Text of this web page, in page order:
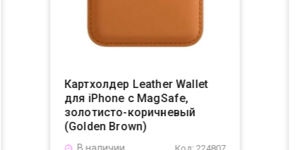
Картхолдер Leather Wallet
для iPhone с MagSafe,
золотисто-коричневый
(Golden Brown)